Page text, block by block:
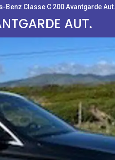
Benz Classe C 200 Avantgarde Aut.
AUT.